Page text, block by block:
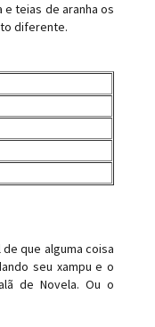
teias de aranha os
diferente.
que alguma coisa
seu xampu e o
de Novela. Ou o